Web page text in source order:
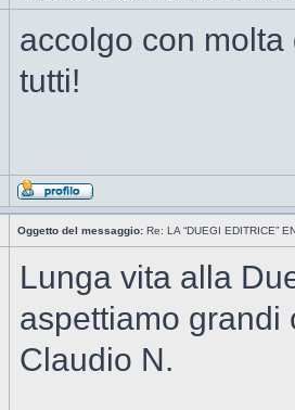
accolgo con
tutti!
Oggetto del messaggio: Re: LA “DUEGI EDITRICE”
Lunga vita alla
aspettiamo grandi
Claudio N.